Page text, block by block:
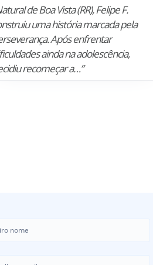
de Boa Vista (RR), Felipe F.
uma história marcada pela
Após enfrentar
ainda na adolescência,
recomeçar a…”